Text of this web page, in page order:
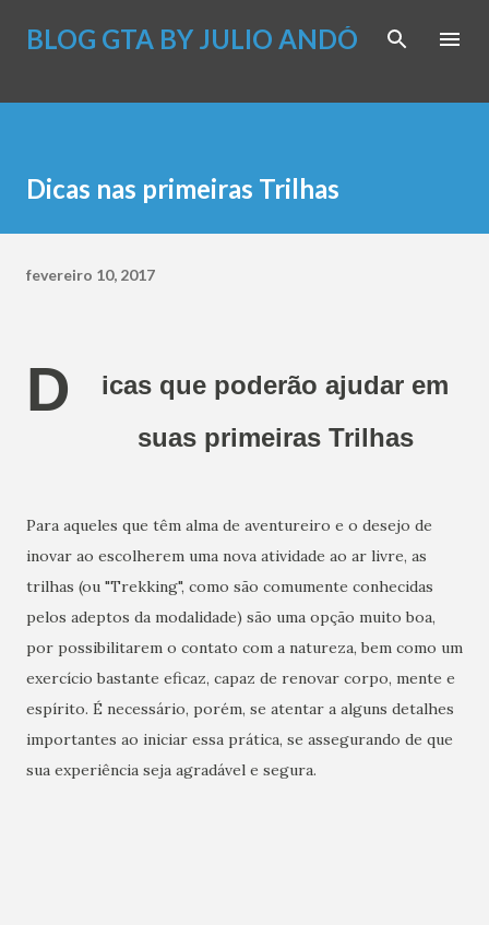
Pular para o conteúdo principal
BLOG GTA BY JULIO ANDÓ
Dicas nas primeiras Trilhas
fevereiro 10, 2017
D
icas que poderão ajudar em
suas primeiras Trilhas
Para aqueles que têm alma de aventureiro e o desejo de
inovar ao escolherem uma nova atividade ao ar livre, as
trilhas (ou "Trekking", como são comumente conhecidas
pelos adeptos da modalidade) são uma opção muito boa,
por possibilitarem o contato com a natureza, bem como um
exercício bastante eficaz, capaz de renovar corpo, mente e
espírito. É necessário, porém, se atentar a alguns detalhes
importantes ao iniciar essa prática, se assegurando de que
sua experiência seja agradável e segura.